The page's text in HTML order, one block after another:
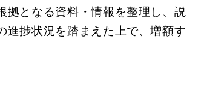
拠となる資料・情報を整理し、説
進捗状況を踏まえた上で、増額す